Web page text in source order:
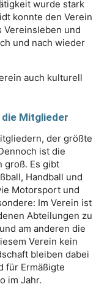
wurde stark
konnte den Verein
Vereinsleben und
und nach wieder
auch kulturell
Mitglieder
der größte
ist die
groß. Es gibt
Handball und
Motorsport und
Im Verein ist
Abteilungen zu
am anderen die
Verein kein
bleiben dabei
für Ermäßigte
im Jahr.